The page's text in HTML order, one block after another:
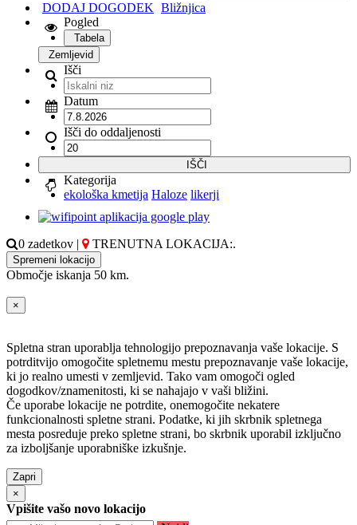
DODAJ DOGODEK Bližnjica
Pogled
Tabela
Zemljevid
Išči
Datum
Išči do oddaljenosti
IŠČI
Kategorija
ekološka kmetija Haloze likerji
0 zadetkov | TRENUTNA LOKACIJA:.
Spremeni lokacijo
Območje iskanja 50 km.
×
Spletna stran uporablja tehnologijo prepoznavanja vaše lokacije. S
potrditvijo omogočite spletnemu mestu prepoznavanje vaše lokacije,
ki jo realno umesti v zemljevid. Tako vam omogoči ogled
dogodkov/znamenitosti, ki se nahajajo v vaši bližini.
Če uporabe lokacije ne potrdite, onemogočite nekatere
funkcionalnosti spletne strani. Podatke, ki jih skrbnik spletnega
mesta posreduje preko spletne strani, bo skrbnik uporabil izključno
za izboljšanje uporabniške izkušnje.
Zapri
×
Vpišite vašo novo lokacijo